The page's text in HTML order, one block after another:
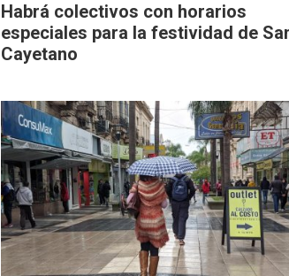
Habrá colectivos con horarios
especiales para la festividad de
Cayetano